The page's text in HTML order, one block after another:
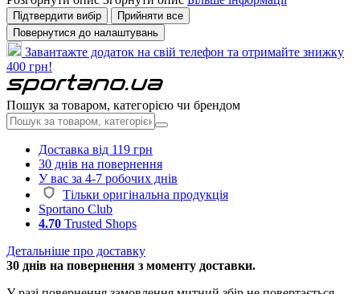
Підтвердити вибір
Прийняти все
Повернутися до налаштувань
Завантажте додаток на свій телефон та отримайте знижку
400 грн!
Пошук за товаром, категорією чи брендом
Доставка від 119 грн
30 днів на повернення
У вас за 4-7 робочих днів
Тільки оригінальна продукція
Sportano Club
4.70 Trusted Shops
Детальніше про доставку
30 днів на повернення з моменту доставки.